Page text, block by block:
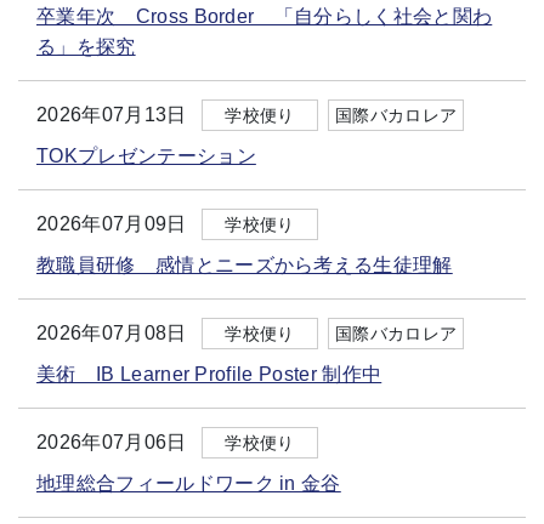
卒業年次 Cross Border 「自分らしく社会と関わ
る」を探究
2026年07月13日 学校便り 国際バカロレア
TOKプレゼンテーション
2026年07月09日 学校便り
教職員研修 感情とニーズから考える生徒理解
2026年07月08日 学校便り 国際バカロレア
美術 IB Learner Profile Poster 制作中
2026年07月06日 学校便り
地理総合フィールドワーク in 金谷